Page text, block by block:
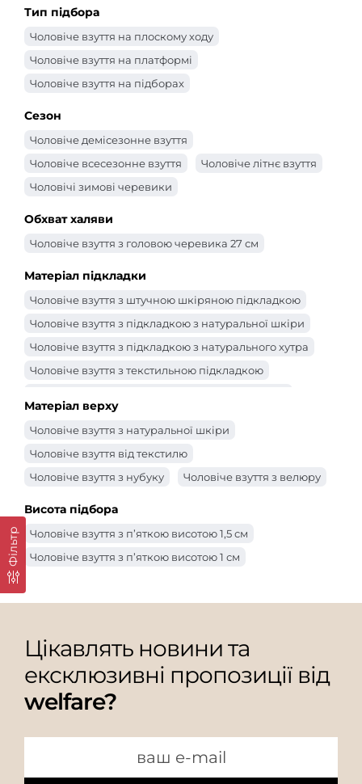
Фільтр
Тип підбора
Чоловіче взуття на плоскому ходу
Чоловіче взуття на платформі
Чоловіче взуття на підборах
Сезон
Чоловіче демісезонне взуття
Чоловіче всесезонне взуття
Чоловіче літнє взуття
Чоловічі зимові черевики
Обхват халяви
Чоловіче взуття з головою черевика 27 см
Матеріал підкладки
Чоловіче взуття з штучною шкіряною підкладкою
Чоловіче взуття з підкладкою з натуральної шкіри
Чоловіче взуття з підкладкою з натурального хутра
Чоловіче взуття з текстильною підкладкою
Матеріал верху
Чоловіче взуття з натуральної шкіри
Чоловіче взуття від текстилю
Чоловіче взуття з нубуку
Чоловіче взуття з велюру
Висота підбора
Чоловіче взуття з п’яткою висотою 1,5 см
Чоловіче взуття з п’яткою висотою 1 см
Цікавлять новини та
ексклюзивні пропозиції від
welfare?